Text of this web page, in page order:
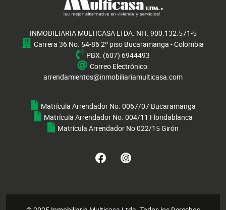
INMOBILIARIA MULTICASA LTDA. NIT. 900.132.571-5
Carrera 36 No. 54-86 2º piso Bucaramanga - Colombia
PBX: (607) 6944493
Correo Electrónico:
arrendamientos@inmobiliariamulticasa.com
Matrícula Arrendador No. 0067/07 Bucaramanga
Matrícula Arrendador No. 004/11 Floridablanca
Matrícula Arrendador No 022/15 Girón